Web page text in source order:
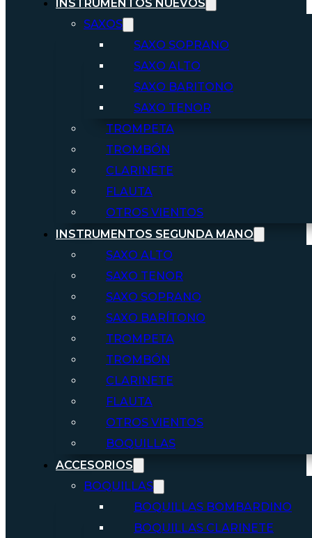
INSTRUMENTOS NUEVOS
SAXOS
SAXO SOPRANO
SAXO ALTO
SAXO BARITONO
SAXO TENOR
TROMPETA
TROMBÓN
CLARINETE
FLAUTA
OTROS VIENTOS
INSTRUMENTOS SEGUNDA MANO
SAXO ALTO
SAXO TENOR
SAXO SOPRANO
SAXO BARÍTONO
TROMPETA
TROMBÓN
CLARINETE
FLAUTA
OTROS VIENTOS
BOQUILLAS
ACCESORIOS
BOQUILLAS
BOQUILLAS BOMBARDINO
BOQUILLAS CLARINETE